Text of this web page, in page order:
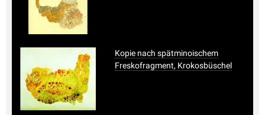
Kopie nach spätminoischem
Freskofragment, Krokosbüschel